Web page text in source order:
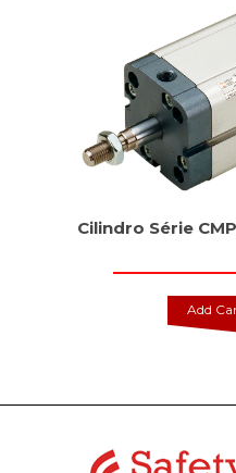
Cilindro Série
Add